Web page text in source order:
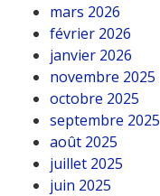
mars 2026
février 2026
janvier 2026
novembre 2025
octobre 2025
septembre 2025
août 2025
juillet 2025
juin 2025